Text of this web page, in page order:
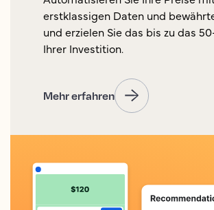
erstklassigen Daten und
und erzielen Sie das bis zu das
Ihrer Investition.
Mehr erfahren